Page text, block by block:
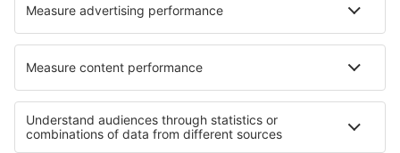
Nejlepší hotely - regiony
Hotely v Severním Irsku Hotely v Pembrokeshire
Hotely v Southportu Hotely ve Velké Británii
Hotely ve Walesu Hotely in Thrace